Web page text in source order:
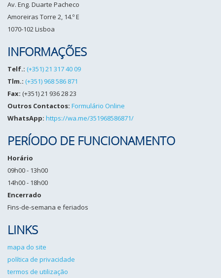
Av. Eng. Duarte Pacheco
Amoreiras Torre 2, 14.º E
1070-102 Lisboa
INFORMAÇÕES
Telf.: (+351) 21 317 40 09
Tlm.: (+351) 968 586 871
Fax: (+351) 21 936 28 23
Outros Contactos: Formulário Online
WhatsApp: https://wa.me/351968586871/
PERÍODO DE FUNCIONAMENTO
Horário
09h00 - 13h00
14h00 - 18h00
Encerrado
Fins-de-semana e feriados
LINKS
mapa do site
política de privacidade
termos de utilização